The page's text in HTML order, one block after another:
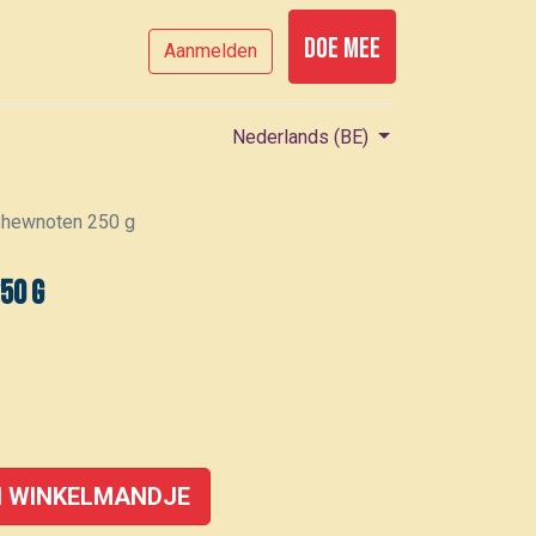
Aanmelden Doe mee
Nederlands (BE)
250 g
g
WINKELMANDJE